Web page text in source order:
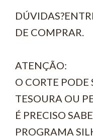
DE COMPRAR.
ATENÇÃO:
O CORTE PODE
TESOURA OU
É PRECISO
PROGRAMA